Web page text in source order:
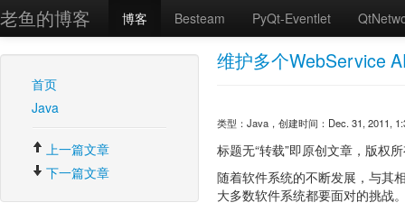
老鱼的博客 博客 Besteam PyQt-Eventlet
首页
Java
上一篇文章
下一篇文章
维护多个WebService
类型：Java，创建时间：Dec. 31, 2011,
标题无“转载”即原创文章，版权
随着软件系统的不断发展，与其
大多数软件系统都要面对的挑战